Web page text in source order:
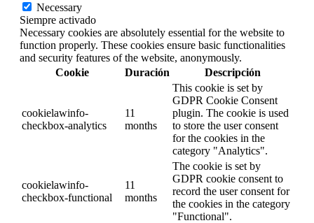
Necessary
Siempre activado
Necessary cookies are absolutely essential for the website to
function properly. These cookies ensure basic functionalities
and security features of the website, anonymously.
Cookie
Duración Descripción
cookielawinfo-
checkbox-analytics
11
months
This cookie is set by
GDPR Cookie Consent
plugin. The cookie is used
to store the user consent
for the cookies in the
category "Analytics".
cookielawinfo-
checkbox-functional
11
months
The cookie is set by
GDPR cookie consent to
record the user consent for
the cookies in the category
"Functional".